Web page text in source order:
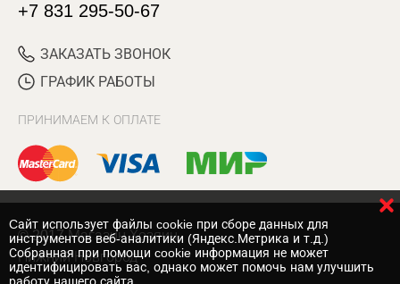
+7 831 295-50-67
ЗАКАЗАТЬ ЗВОНОК
ГРАФИК РАБОТЫ
ПРИНИМАЕМ К ОПЛАТЕ
© 2017 Магазин Хозяин
Нижний Новгород
Cайт использует файлы cookie при сборе данных для
инструментов веб-аналитики (Яндекс.Метрика и т.д.)
Собранная при помощи cookie информация не может
идентифицировать вас, однако может помочь нам улучшить